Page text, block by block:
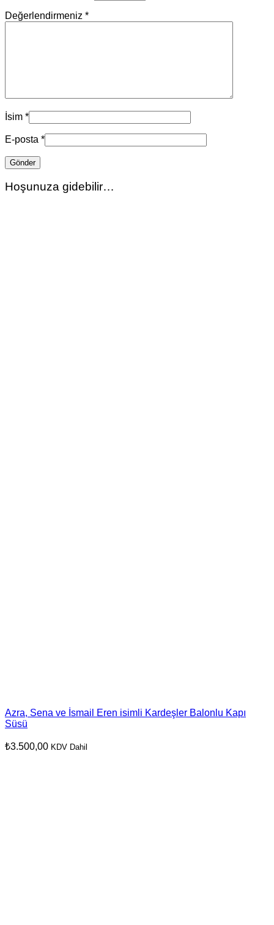
Değerlendirmeniz *
İsim *
E-posta *
Hoşunuza gidebilir…
Azra, Sena ve İsmail Eren isimli Kardeşler Balonlu Kapı
Süsü
₺3.500,00 KDV Dahil